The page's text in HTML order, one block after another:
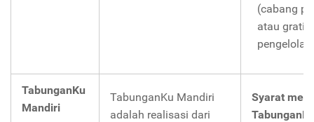
(cabang
atau gratis
pengelola)
TabunganKu
Mandiri
TabunganKu Mandiri
adalah realisasi dari
Syarat